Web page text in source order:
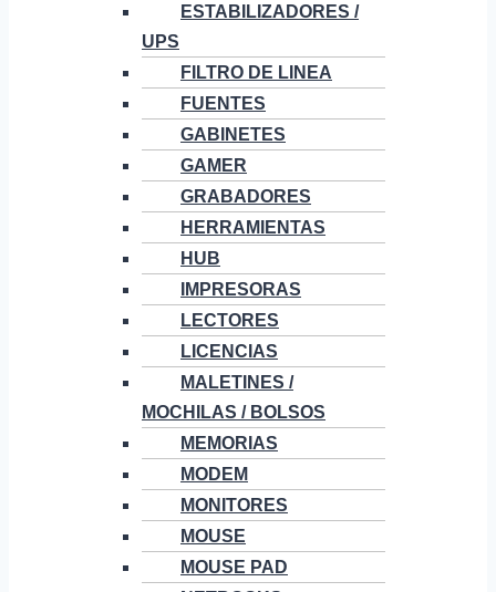
ESTABILIZADORES /
UPS
FILTRO DE LINEA
FUENTES
GABINETES
GAMER
GRABADORES
HERRAMIENTAS
HUB
IMPRESORAS
LECTORES
LICENCIAS
MALETINES /
MOCHILAS / BOLSOS
MEMORIAS
MODEM
MONITORES
MOUSE
MOUSE PAD